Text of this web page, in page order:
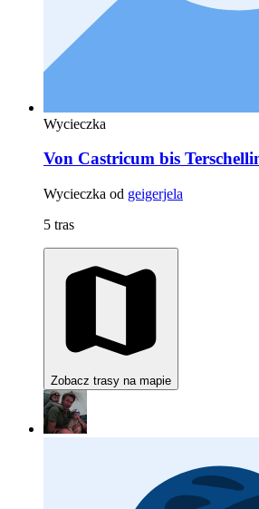
Wycieczka
Von Castricum bis
Wycieczka od geigerjela
5 tras
Zobacz trasy na mapie